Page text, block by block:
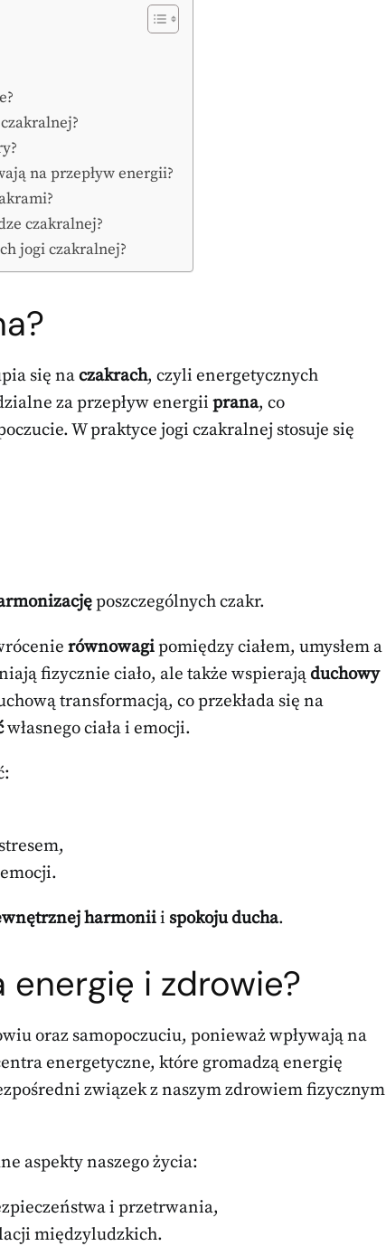
na przepływ energii?
czakralnej?
jogi czakralnej?
się naczakrach, czyli energetycznych
za przepływ energii prana, co
W praktyce jogi czakralnej stosuje się
poszczególnych czakr.
równowagipomiędzy ciałem, umysłem a
fizycznie ciało, ale także wspierająduchowy
transformacją, co przekłada się na
własnego ciała i emocji.
harmoniii spokoju ducha.
energię i zdrowie?
oraz samopoczuciu, ponieważ wpływają na
energetyczne, które gromadzą energię
związek z naszym zdrowiem fizycznym
aspekty naszego życia:
i przetrwania,
międzyludzkich.